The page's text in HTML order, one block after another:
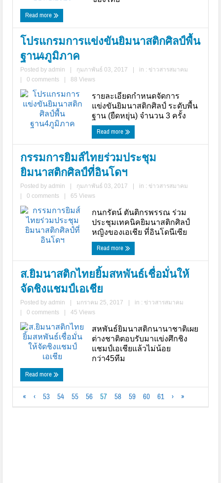
น.ส. ชวิศา อินทกุล...
น.ส. ชวิศา อินทกุล นักกีฬาทีมช
ไทย แข่งขันประเภทหญิงเดี่ยวอ
Read more
โปรแกรมการแข่งขันยิมนาสติกศิลป์พื้น
ฐาน4ภูมิภาค
Posted byadmin กุมภาพันธ์ 03, 2017 in : ข่าวสารสมาคม
0 comments 88 Views
รายละเอียดกำหนดจัดการ
แข่งขันยิมนาสติกศิลป์ ระดับพื้น
ฐาน (ยืดหยุ่น) จำนวน 3 ครั้ง
Read more
กรรมการยิมส์ไทยร่วมประชุม
ยิมนาสติกศิลป์ที่อินโดฯ
Posted byadmin กุมภาพันธ์ 03, 2017 in : ข่าวสารสมาคม
0 comments 65 Views
กนกรัตน์ ตันติกรพรรณ ร่วม
ประชุมเทคนิคยิมนาสติกศิลป์
หญิงของเอเชีย ที่อินโดนีเซีย
Read more
ส.ยิมนาสติกไทยยิ้มสหพันธ์เชื่อมั่นให้
จัดชิงแชมป์เอเชีย
Posted byadmin มกราคม 25, 2017 in : ข่าวสารสมาคม
0 comments 45 Views
สหพันธ์ยิมนาสติกนานาชาติเผย
ต่างชาติตอบรับมาแข่งศึกชิง
แชมป์เอเชียแล้วไม่น้อย
กว่า45ทีม
Read more
« ‹ 53 54 55 56 57 58 59 60 61 › »